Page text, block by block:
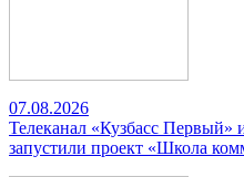
07.08.2026
Телеканал «Кузбасс Первый»
запустили проект «Школа